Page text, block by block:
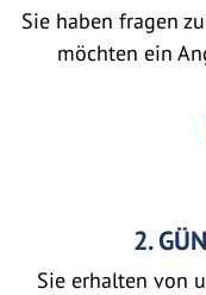
Sie haben fragen
möchten ein
2.
Sie erhalten von